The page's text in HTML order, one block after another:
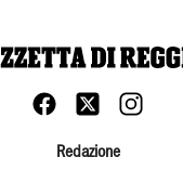
Redazione